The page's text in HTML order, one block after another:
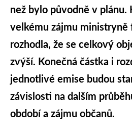
než bylo původně v
velkému zájmu ministryně
rozhodla, že se celkový
zvýší. Konečná částka i
jednotlivé emise budou
závislosti na dalším
období a zájmu občanů.